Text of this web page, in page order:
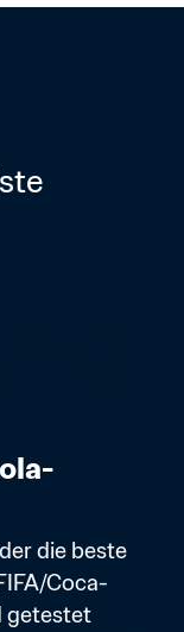
die beste
Coca-
getestet